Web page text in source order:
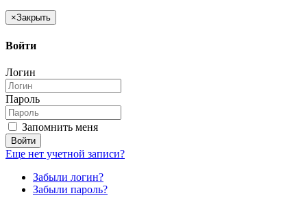
×Закрыть
Войти
Логин
Пароль
Запомнить меня
Войти
Еще нет учетной записи?
Забыли логин?
Забыли пароль?